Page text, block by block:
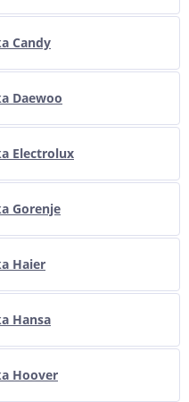
Candy
Daewoo
Electrolux
Gorenje
Haier
Hansa
Hoover